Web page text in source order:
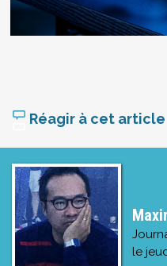
Réagir à cet article
le